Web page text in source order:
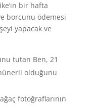
bir hafta
borcunu ödemesi
yapacak ve
tutan Ben, 21
olduğunu
fotoğraflarının